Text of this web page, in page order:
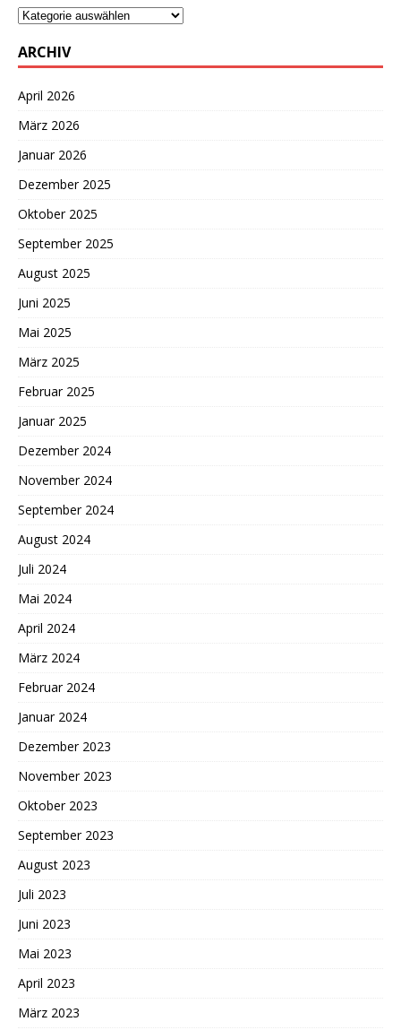
ARCHIV
April 2026
März 2026
Januar 2026
Dezember 2025
Oktober 2025
September 2025
August 2025
Juni 2025
Mai 2025
März 2025
Februar 2025
Januar 2025
Dezember 2024
November 2024
September 2024
August 2024
Juli 2024
Mai 2024
April 2024
März 2024
Februar 2024
Januar 2024
Dezember 2023
November 2023
Oktober 2023
September 2023
August 2023
Juli 2023
Juni 2023
Mai 2023
April 2023
März 2023